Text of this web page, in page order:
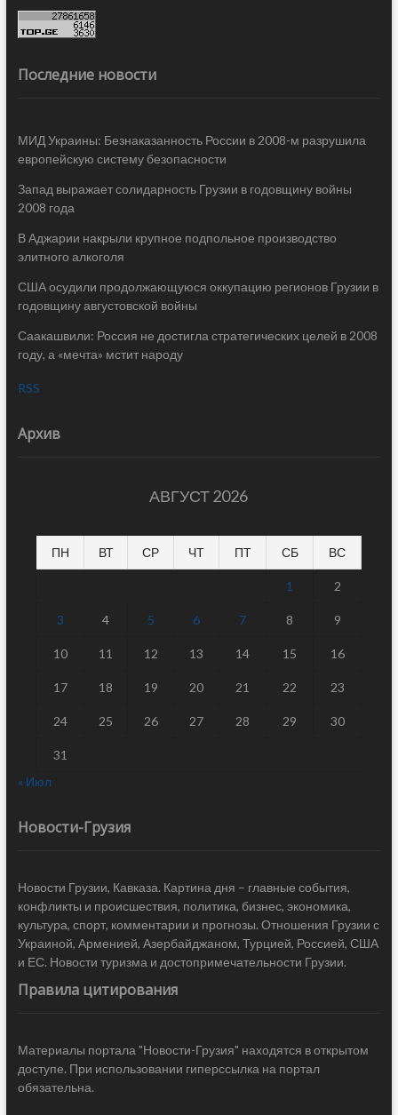
Последние новости
МИД Украины: Безнаказанность России в 2008-м разрушила
европейскую систему безопасности
Запад выражает солидарность Грузии в годовщину войны
2008 года
В Аджарии накрыли крупное подпольное производство
элитного алкоголя
США осудили продолжающуюся оккупацию регионов Грузии в
годовщину августовской войны
Саакашвили: Россия не достигла стратегических целей в 2008
году, а «мечта» мстит народу
RSS
Архив
АВГУСТ 2026
ПН ВТ СР ЧТ ПТ СБ ВС
1 2
3 4 5 6 7 8 9
10 11 12 13 14 15 16
17 18 19 20 21 22 23
24 25 26 27 28 29 30
31
« Июл
Новости-Грузия
Новости Грузии, Кавказа. Картина дня – главные события,
конфликты и происшествия, политика, бизнес, экономика,
культура, спорт, комментарии и прогнозы. Отношения Грузии с
Украиной, Арменией, Азербайджаном, Турцией, Россией, США
и ЕС. Новости туризма и достопримечательности Грузии.
Правила цитирования
Материалы портала "Новости-Грузия" находятся в открытом
доступе. При использовании гиперссылка на портал
обязательна.